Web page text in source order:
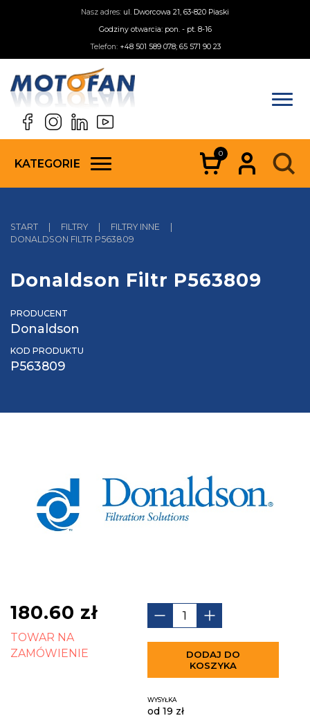
Nasz adres: ul. Dworcowa 21, 63-820 Piaski
Godziny otwarcia: pon. - pt. 8-16
Telefon: +48 501 589 078; 65 571 90 23
KATEGORIE
0
START | FILTRY | FILTRY INNE
|
DONALDSON FILTR P563809
Donaldson Filtr P563809
PRODUCENT
Donaldson
KOD PRODUKTU
P563809
180.60 zł
TOWAR NA
ZAMÓWIENIE
DODAJ DO
KOSZYKA
WYSYŁKA
od 19 zł